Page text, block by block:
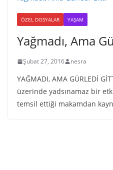
ÖZEL DOSYALAR YAŞAM
Yağmadı, Ama
Şubat 27, 2016 nesra
YAĞMADI, AMA GÜRLEDİ
üzerinde yadsınamaz bir
temsil ettiği makamdan